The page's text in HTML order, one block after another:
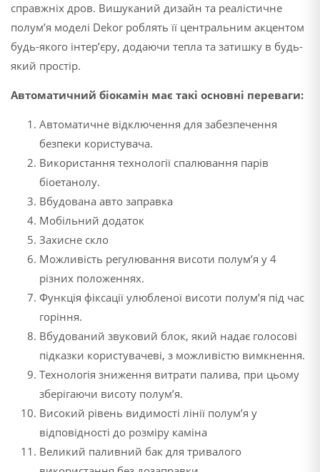
справжніх дров. Вишуканий дизайн та реалістичне
полум’я моделі Dekor роблять її центральним акцентом
будь-якого інтер’єру, додаючи тепла та затишку в будь-
який простір.
Автоматичний біокамін має такі основні переваги:
Автоматичне відключення для забезпечення
безпеки користувача.
Використання технології спалювання парів
біоетанолу.
Вбудована авто заправка
Мобільний додаток
Захисне скло
Можливість регулювання висоти полум’я у 4
різних положеннях.
Функція фіксації улюбленої висоти полум’я під час
горіння.
Вбудований звуковий блок, який надає голосові
підказки користувачеві, з можливістю вимкнення.
Технологія зниження витрати палива, при цьому
зберігаючи висоту полум’я.
Високий рівень видимості лінії полум’я у
відповідності до розміру каміна
Великий паливний бак для тривалого